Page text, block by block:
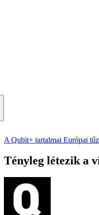
A Qubit+ tartalmai Európai
Tényleg létezik a